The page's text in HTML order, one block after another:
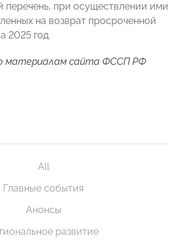
перечень, при осуществлении ими
на возврат просроченной
2025 год.
материалам сайта ФССП РФ
All
Главные события
Анонсы
развитие